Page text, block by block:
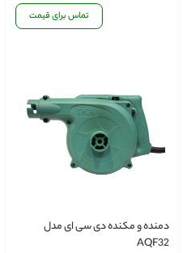
تماس برای قیمت
دمنده و مکنده دی سی ای مدل
AQF32